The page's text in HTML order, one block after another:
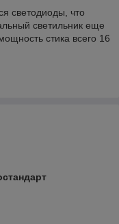
светодиоды, что
светильник еще
стика всего 16